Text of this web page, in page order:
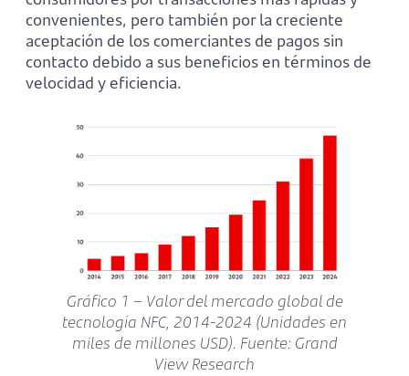
convenientes, pero también por la creciente
aceptación de los comerciantes de pagos sin
contacto debido a sus beneficios en términos de
velocidad y eficiencia.
Gráfico 1 – Valor del mercado global de
tecnología NFC, 2014-2024 (Unidades en
miles de millones USD). Fuente: Grand
View Research